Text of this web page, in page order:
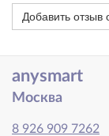
Добавить отзыв
anysmart
Москва
8 926 909 7262